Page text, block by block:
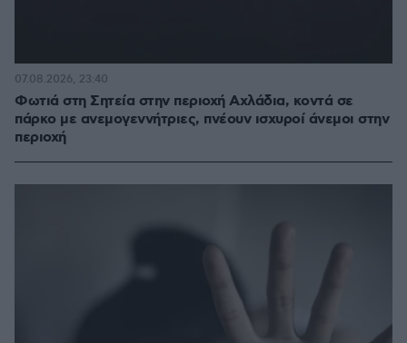
Φωτιά στη Σητεία στην περιοχή Αχλάδια, κοντά σε
πάρκο με ανεμογεννήτριες, πνέουν ισχυροί άνεμοι στην
περιοχή
07.08.2026, 23:40